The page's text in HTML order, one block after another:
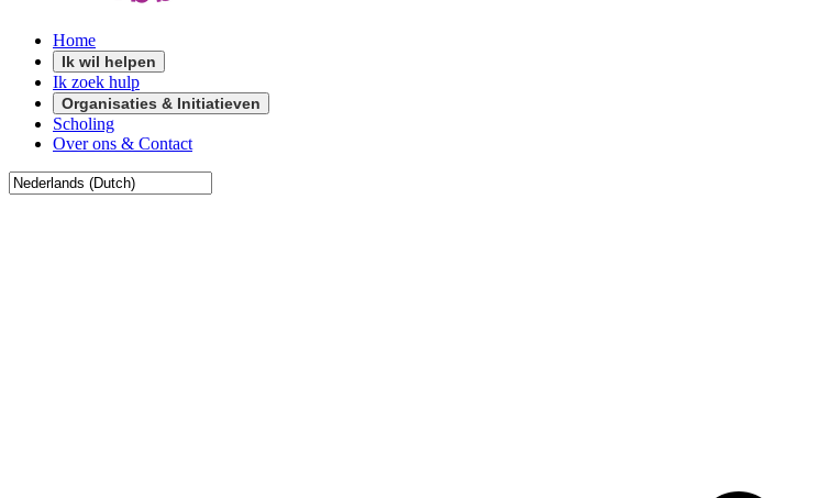
Home
Ik wil helpen
Ik zoek hulp
Organisaties & Initiatieven
Scholing
Over ons & Contact